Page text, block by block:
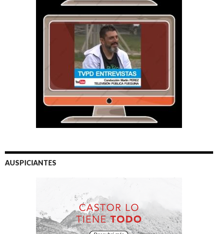
AUSPICIANTES